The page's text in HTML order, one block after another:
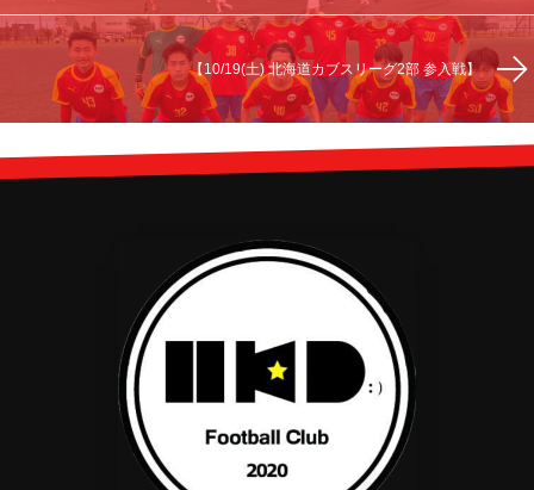
【10/19(土) 北海道カブスリーグ2部 参入戦】